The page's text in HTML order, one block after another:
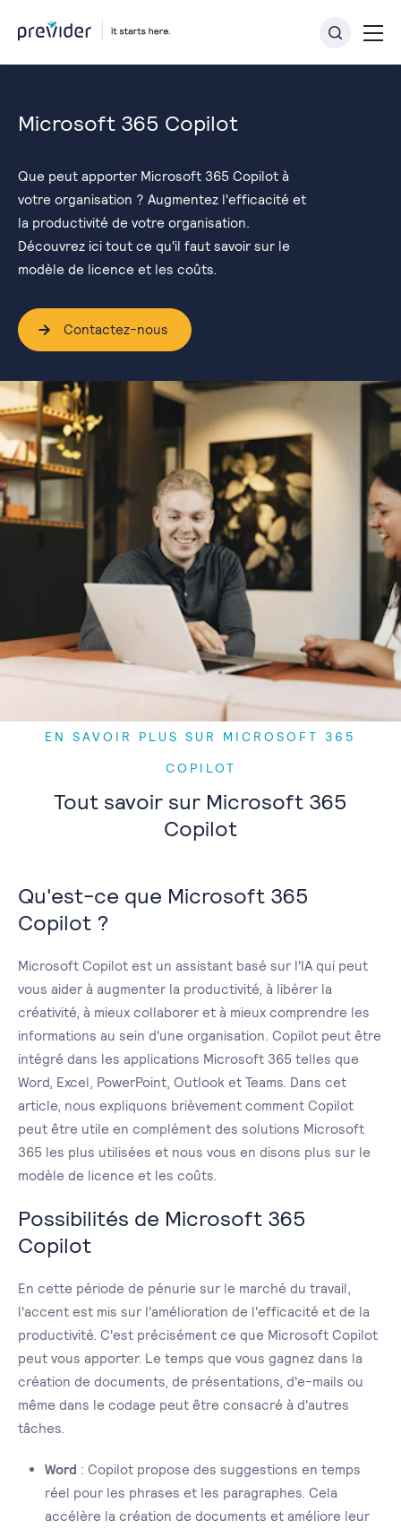
Microsoft 365 Copilot
Que peut apporter Microsoft 365 Copilot à
votre organisation ? Augmentez l'efficacité et
la productivité de votre organisation.
Découvrez ici tout ce qu'il faut savoir sur le
modèle de licence et les coûts.
Contactez-nous
EN SAVOIR PLUS SUR MICROSOFT 365
COPILOT
Tout savoir sur Microsoft 365
Copilot
Qu'est-ce que Microsoft 365
Copilot ?
Microsoft Copilot est un assistant basé sur l'IA qui peut
vous aider à augmenter la productivité, à libérer la
créativité, à mieux collaborer et à mieux comprendre les
informations au sein d'une organisation. Copilot peut être
intégré dans les applications Microsoft 365 telles que
Word, Excel, PowerPoint, Outlook et Teams. Dans cet
article, nous expliquons brièvement comment Copilot
peut être utile en complément des solutions Microsoft
365 les plus utilisées et nous vous en disons plus sur le
modèle de licence et les coûts.
Possibilités de Microsoft 365
Copilot
En cette période de pénurie sur le marché du travail,
l'accent est mis sur l'amélioration de l'efficacité et de la
productivité. C'est précisément ce que Microsoft Copilot
peut vous apporter. Le temps que vous gagnez dans la
création de documents, de présentations, d'e-mails ou
même dans le codage peut être consacré à d'autres
tâches.
Word : Copilot propose des suggestions en temps
réel pour les phrases et les paragraphes. Cela
accélère la création de documents et améliore leur